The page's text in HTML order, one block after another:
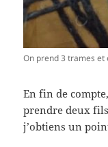
On prend 3 trames et
En fin de
prendre deux
j’obtiens un